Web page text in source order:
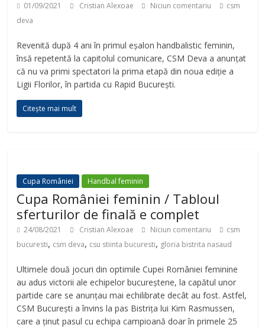
01/09/2021 Cristian Alexoae Niciun comentariu
csm
deva
Revenită după 4 ani în primul eșalon handbalistic feminin,
însă repetentă la capitolul comunicare, CSM Deva a anunțat
că nu va primi spectatori la prima etapă din noua ediție a
Ligii Florilor, în partida cu Rapid București.
Citește mai mult
Cupa României Handbal feminin
Cupa României feminin / Tabloul
sferturilor de finală e complet
24/08/2021 Cristian Alexoae Niciun comentariu
csm
bucuresti, csm deva, csu stiinta bucuresti, gloria bistrita nasaud
Ultimele două jocuri din optimile Cupei României feminine
au adus victorii ale echipelor bucureștene, la capătul unor
partide care se anunțau mai echilibrate decât au fost. Astfel,
CSM București a învins la pas Bistrița lui Kim Rasmussen,
care a ținut pasul cu echipa campioană doar în primele 25